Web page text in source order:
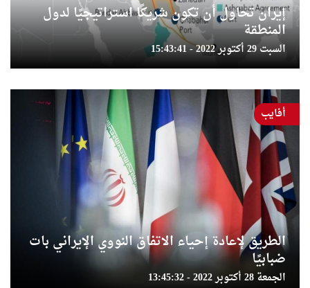
إيران تحاول أن تكون شريكًا استراتيجيًا لدول
المنطقة
السبت 29 أكتوبر 2022 - 15:43:41
الطريق لإعادة إحياء الاتفاق النووي الإيراني بات
ضبابيًا
الجمعة 28 أكتوبر 2022 - 13:45:32
أفايب